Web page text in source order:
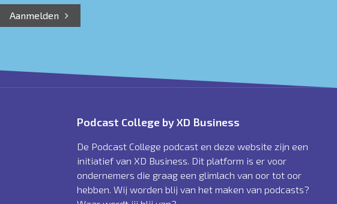
Aanmelden
Podcast College by XD Business
De Podcast College podcast en deze website zijn een
initiatief van XD Business. Dit platform is er voor
ondernemers die graag een glimlach van oor tot oor
hebben. Wij worden blij van het maken van podcasts?